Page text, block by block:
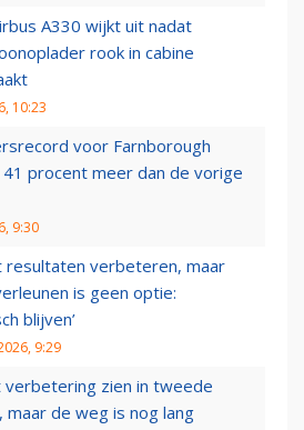
A330 wijkt uit nadat
rook in cabine
10:23
voor Farnborough
41 procent meer dan de vorige
9:30
resultaten verbeteren, maar
is geen optie:
blijven’
9:29
verbetering zien in tweede
maar de weg is nog lang